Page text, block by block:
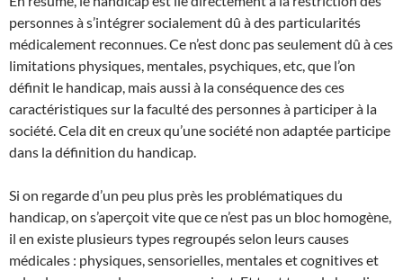
personnes à s’intégrer socialement dû à des particularités
médicalement reconnues. Ce n’est donc pas seulement dû à ces
limitations physiques, mentales, psychiques, etc, que l’on
définit le handicap, mais aussi à la conséquence des ces
caractéristiques sur la faculté des personnes à participer à la
société. Cela dit en creux qu’une société non adaptée participe
dans la définition du handicap.
Si on regarde d’un peu plus près les problématiques du
handicap, on s’aperçoit vite que ce n’est pas un bloc homogène,
il en existe plusieurs types regroupés selon leurs causes
médicales : physiques, sensorielles, mentales et cognitives et